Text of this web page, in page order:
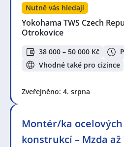
Nutně vás hledají
Yokohama TWS Czech
Otrokovice
38 000 – 50 000 Kč
Vhodné také pro cizince
Zveřejněno: 4. srpna
Montér/ka ocelových
konstrukcí – Mzda až